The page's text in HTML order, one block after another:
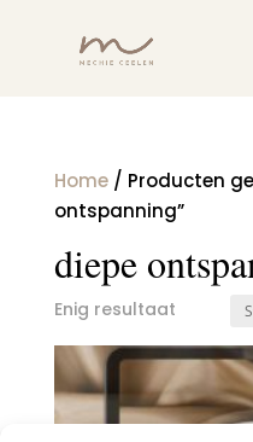
Home/ Producten
ontspanning”
diepe
Enig resultaat